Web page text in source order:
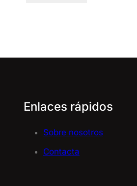
Enlaces rápidos
Sobre nosotros
Contacta